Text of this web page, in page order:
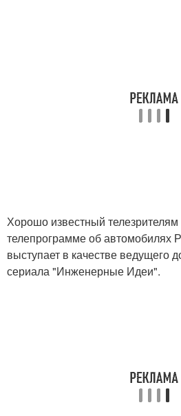
Хорошо известный
телепрограмме об автомобилях
выступает в качестве ведущего
сериала "Инженерные Идеи".